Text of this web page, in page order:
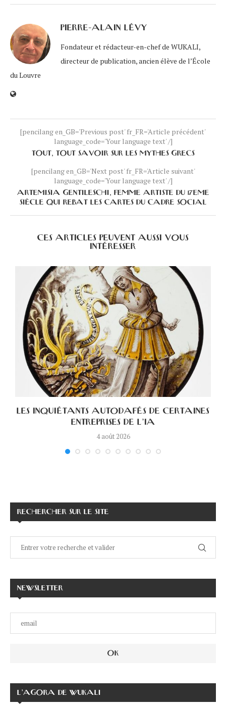
PIERRE-ALAIN LÉVY
Fondateur et rédacteur-en-chef de WUKALI,
directeur de publication, ancien élève de l’École
du Louvre
[pencilang en_GB='Previous post' fr_FR='Article précédent'
language_code='Your language text' /]
TOUT, TOUT SAVOIR SUR LES MYTHES GRECS
[pencilang en_GB='Next post' fr_FR='Article suivant'
language_code='Your language text' /]
ARTEMISIA GENTILESCHI, FEMME ARTISTE DU 17EME
SIÈCLE QUI REBAT LES CARTES DU CADRE SOCIAL
CES ARTICLES PEUVENT AUSSI VOUS
INTÉRESSER
LES INQUIÉTANTS AUTODAFÉS DE CERTAINES
ENTREPRISES DE L’IA
4 août 2026
RECHERCHER SUR LE SITE
NEWSLETTER
L’AGORA DE WUKALI